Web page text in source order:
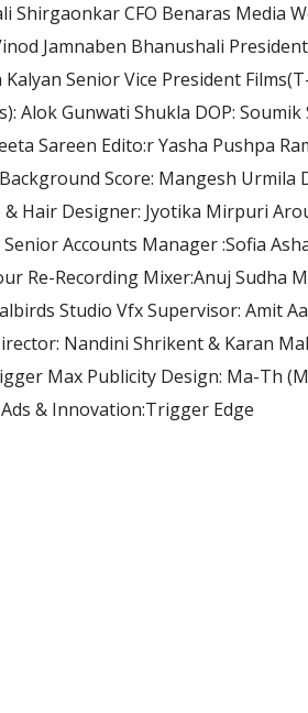
Shirgaonkar CFO Benaras Media
Jamnaben Bhanushali
Senior Vice President
Alok Gunwati Shukla DOP: Soumik
Sareen Edito:r Yasha Pushpa
Score: Mangesh Urmila
Hair Designer: Jyotika Mirpuri
Accounts Manager :Sofia
Re-Recording Mixer:Anuj Sudha
Studio Vfx Supervisor: Amit
Nandini Shrikent & Karan
Max Publicity Design: Ma-Th
& Innovation:Trigger Edge